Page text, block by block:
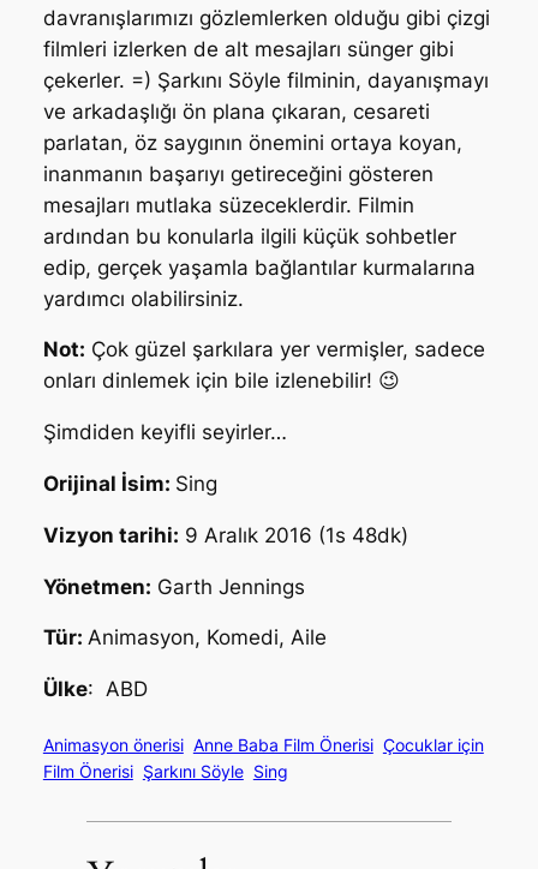
davranışlarımızı gözlemlerken olduğu gibi çizgi
filmleri izlerken de alt mesajları sünger gibi
çekerler. =) Şarkını Söyle filminin, dayanışmayı
ve arkadaşlığı ön plana çıkaran, cesareti
parlatan, öz saygının önemini ortaya koyan,
inanmanın başarıyı getireceğini gösteren
mesajları mutlaka süzeceklerdir. Filmin
ardından bu konularla ilgili küçük sohbetler
edip, gerçek yaşamla bağlantılar kurmalarına
yardımcı olabilirsiniz.
Not: Çok güzel şarkılara yer vermişler, sadece
onları dinlemek için bile izlenebilir! 😉
Şimdiden keyifli seyirler…
Orijinal İsim: Sing
Vizyon tarihi: 9 Aralık 2016 (1s 48dk)
Yönetmen: Garth Jennings
Tür: Animasyon, Komedi, Aile
Ülke: ABD
Animasyon önerisi Anne Baba Film Önerisi Çocuklar için
Film Önerisi Şarkını Söyle Sing